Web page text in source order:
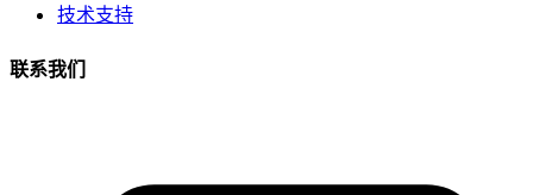
技术支持
联系我们